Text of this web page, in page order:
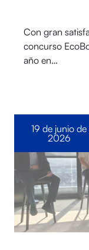
Con gran
concurso
año en…
19 de junio de
2026